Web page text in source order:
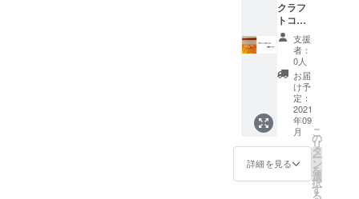
で ご注
意下さ
いま
せ。
様でお
届けい
たしま
す。
直接配
送の贈
り物の
場合差
出人様
のお名
前を備
必ず
ご記入
送りさ
せてい
ただき
ます。
お届
け先に
はクラ
ウド
ファン
ディン
グのリ
だと
わから
【ご注
意】
直接配
送の贈
り物の
場合、
お礼の
お手紙
は同封
せず
メール
送りさ
せてい
コーラ
です。
その特
徴をグ
ラスに
表現
し、 丸
く尖り
のない
飲みや
すさを
形にし
てみま
町の柚
子農家
さんと
コラボ
して
作った
「富士
山嶺ク
ラフト
コー
ラ」は
柚子の
芳醇な
クラフ
トコー
ラ専用
グラ
ス
【３
個】 ★
お礼の
お手紙
付き ス
パイス
感はあ
るけど
漢方臭
さやエ
支援
者：
0人
お届
け予
定：
2021
年09
月
詳細を見る
こ
の
リ
タ
ー
ン
を
選
択
す
る